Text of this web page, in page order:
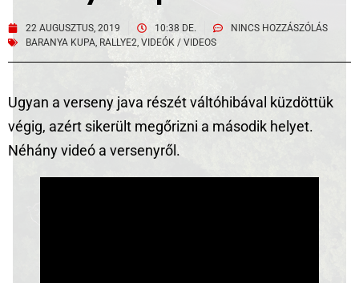
22 AUGUSZTUS, 2019 10:38 DE.
NINCS HOZZÁSZÓLÁS
BARANYA KUPA, RALLYE2, VIDEÓK / VIDEOS
Ugyan a verseny java részét váltóhibával küzdöttük
végig, azért sikerült megőrizni a második helyet.
Néhány videó a versenyről.